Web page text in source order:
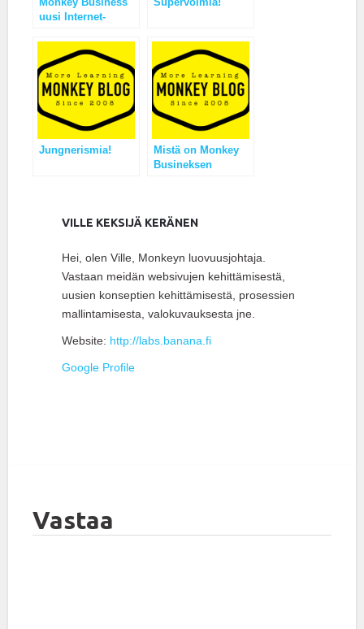
uusi Internet-
suomenkielisen
blogin
Jungnerismia!
Mistä on Monkey
Busineksen
VILLE KEKSIJÄ KERÄNEN
Hei, olen Ville, Monkeyn luovuusjohtaja.
Vastaan meidän websivujen kehittämisestä,
uusien konseptien kehittämisestä, prosessien
mallintamisesta, valokuvauksesta jne.
Website: http://labs.banana.fi
Google Profile
Vastaa